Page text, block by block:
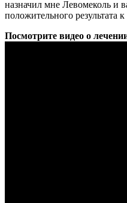
назначил мне Левомеколь и
положительного результата
Посмотрите видео о